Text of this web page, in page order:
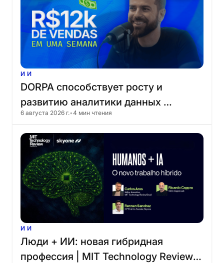
ИИ
DORPA способствует росту и
развитию аналитики данных
благодаря стратегическому
партнерству со Skyone
6 августа 2026 г.•4 мин чтения
ИИ
Люди + ИИ: новая гибридная
профессия
MIT Technology Review